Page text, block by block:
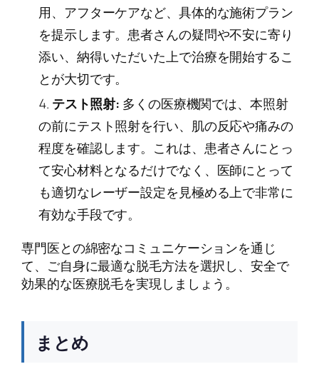
用、アフターケアなど、具体的な施術プラン
を提示します。患者さんの疑問や不安に寄り
添い、納得いただいた上で治療を開始するこ
とが大切です。
テスト照射: 多くの医療機関では、本照射
の前にテスト照射を行い、肌の反応や痛みの
程度を確認します。これは、患者さんにとっ
て安心材料となるだけでなく、医師にとって
も適切なレーザー設定を見極める上で非常に
有効な手段です。
専門医との綿密なコミュニケーションを通じ
て、ご自身に最適な脱毛方法を選択し、安全で
効果的な医療脱毛を実現しましょう。
まとめ